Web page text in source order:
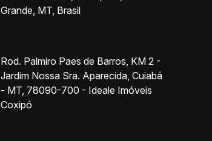
Grande MT, Brasil
Rod. Palmiro Paes de Barros, KM 2 -
Jardim Nossa Sra. Aparecida, Cuiabá
- MT, 78090-700 - Ideale Imóveis
Coxipó